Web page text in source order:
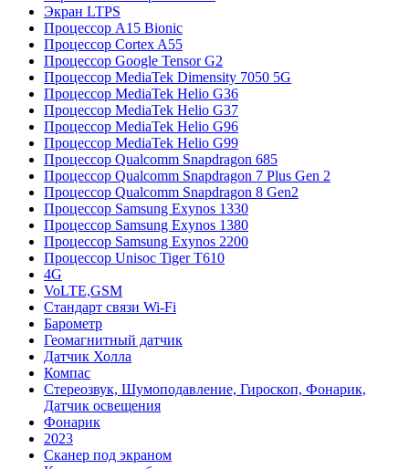
Экран LTPS
Процессор A15 Bionic
Процессор Cortex A55
Процессор Google Tensor G2
Процессор MediaTek Dimensity 7050 5G
Процессор MediaTek Helio G36
Процессор MediaTek Helio G37
Процессор MediaTek Helio G96
Процессор MediaTek Helio G99
Процессор Qualcomm Snapdragon 685
Процессор Qualcomm Snapdragon 7 Plus Gen 2
Процессор Qualcomm Snapdragon 8 Gen2
Процессор Samsung Exynos 1330
Процессор Samsung Exynos 1380
Процессор Samsung Exynos 2200
Процессор Unisoc Tiger T610
4G
VoLTE,GSM
Cтандарт связи Wi-Fi
Барометр
Геомагнитный датчик
Датчик Холла
Компас
Стереозвук, Шумоподавление, Гироскоп, Фонарик,
Датчик освещения
Фонарик
2023
Сканер под экраном